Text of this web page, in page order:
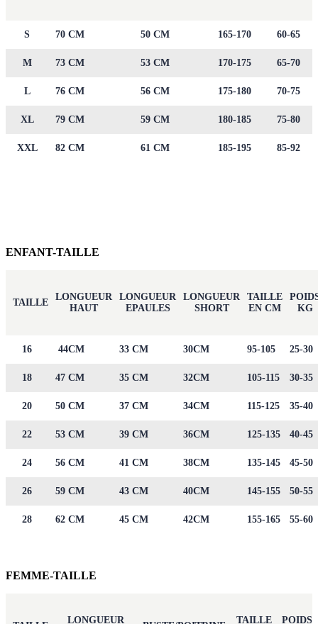
S 70 CM 50 CM 165-170 60-65
M 73 CM 53 CM 170-175 65-70
L 76 CM 56 CM 175-180 70-75
XL 79 CM 59 CM 180-185 75-80
XXL 82 CM 61 CM 185-195 85-92
ENFANT-TAILLE
TAILLE
LONGUEUR
HAUT
LONGUEUR
EPAULES
LONGUEUR
SHORT
TAILLE
EN CM
KG
16 44CM 33 CM 30CM 95-105 25-30
18 47 CM 35 CM 32CM 105-115 30-35
20 50 CM 37 CM 34CM 115-125 35-40
22 53 CM 39 CM 36CM 125-135 40-45
24 56 CM 41 CM 38CM 135-145 45-50
26 59 CM 43 CM 40CM 145-155 50-55
28 62 CM 45 CM 42CM 155-165 55-60
FEMME-TAILLE
LONGUEUR TAILLE POIDS